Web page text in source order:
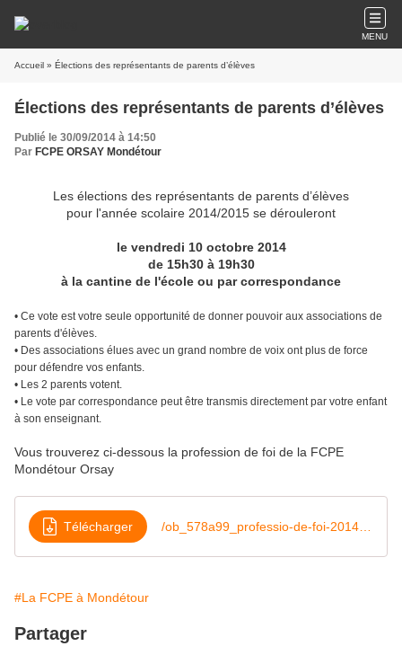
MENU
Accueil » Élections des représentants de parents d’élèves
Élections des représentants de parents d’élèves
Publié le 30/09/2014 à 14:50
Par FCPE ORSAY Mondétour
Les élections des représentants de parents d’élèves
pour l'année scolaire 2014/2015 se dérouleront
le vendredi 10 octobre 2014
de 15h30 à 19h30
à la cantine de l'école ou par correspondance
• Ce vote est votre seule opportunité de donner pouvoir aux associations de
parents d'élèves.
• Des associations élues avec un grand nombre de voix ont plus de force
pour défendre vos enfants.
• Les 2 parents votent.
• Le vote par correspondance peut être transmis directement par votre enfant
à son enseignant.
Vous trouverez ci-dessous la profession de foi de la FCPE
Mondétour Orsay
Télécharger
#La FCPE à Mondétour
Partager